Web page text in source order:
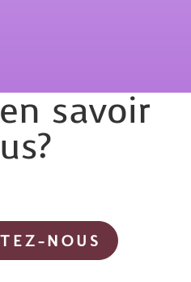
savoir
NOUS